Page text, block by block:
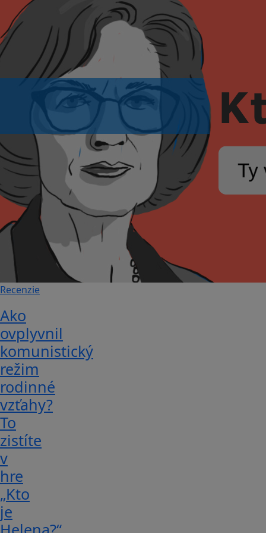
Recenzie
Ako
ovplyvnil
komunistický
režim
rodinné
vzťahy?
To
zistíte
v
hre
„Kto
je